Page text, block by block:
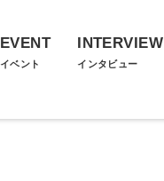
EVENT
イベント
INTERVIEW
インタビュー